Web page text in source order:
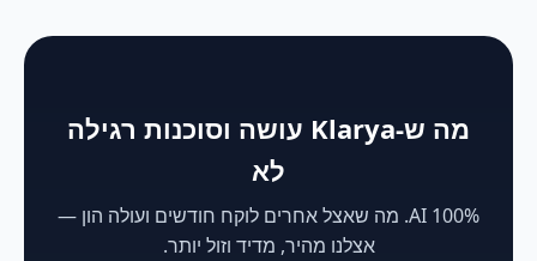
מה ש-Klarya עושה וסוכנות רגילה
לא
100% AI. מה שאצל אחרים לוקח חודשים ועולה הון —
אצלנו מהיר, מדיד וזול יותר.